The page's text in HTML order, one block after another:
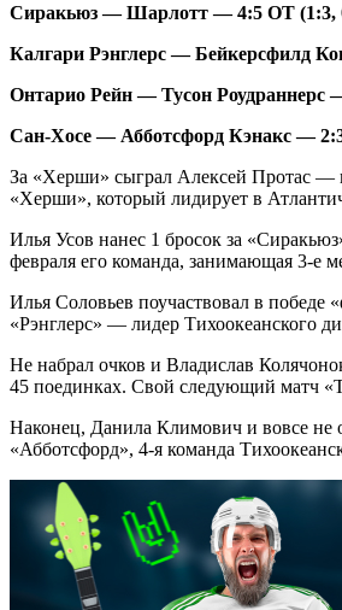
Сиракьюз — Шарлотт — 4:5 ОТ (1:3,
Калгари Рэнглерс — Бейкерсфилд
Онтарио Рейн — Тусон Роудраннерс
Сан-Хосе — Абботсфорд Кэнакс —
За «Херши» сыграл Алексей Протас —
«Херши», который лидирует в
Илья Усов нанес 1 бросок за
февраля его команда, занимающая 3-е
Илья Соловьев поучаствовал в победе
«Рэнглерс» — лидер Тихоокеанского
Не набрал очков и Владислав
45 поединках. Свой следующий матч
Наконец, Данила Климович и вовсе не
«Абботсфорд», 4-я команда